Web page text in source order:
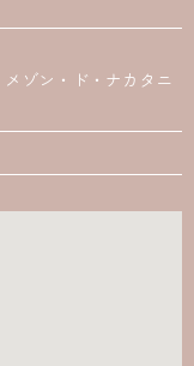
ゾン・ド・ナカタニ